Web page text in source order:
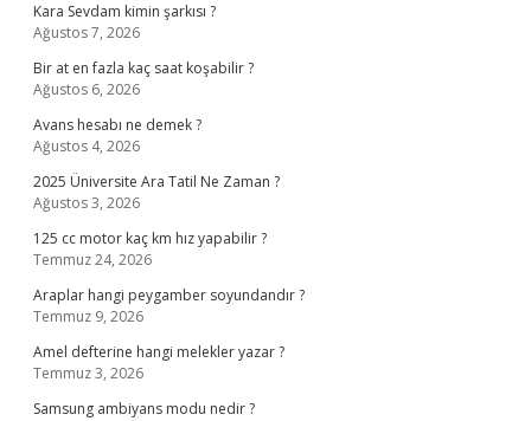
Kara Sevdam kimin şarkısı ?
Ağustos 7, 2026
Bir at en fazla kaç saat koşabilir ?
Ağustos 6, 2026
Avans hesabı ne demek ?
Ağustos 4, 2026
2025 Üniversite Ara Tatil Ne Zaman ?
Ağustos 3, 2026
125 cc motor kaç km hız yapabilir ?
Temmuz 24, 2026
Araplar hangi peygamber soyundandır ?
Temmuz 9, 2026
Amel defterine hangi melekler yazar ?
Temmuz 3, 2026
Samsung ambiyans modu nedir ?